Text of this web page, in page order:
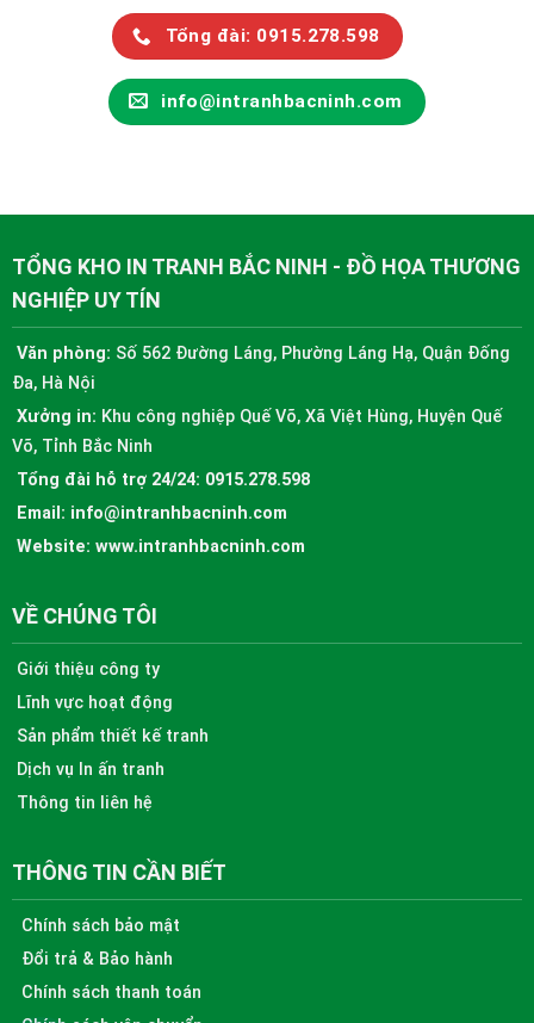
Tổng đài: 0915.278.598
info@intranhbacninh.com
TỔNG KHO IN TRANH BẮC NINH - ĐỒ HỌA THƯƠNG
NGHIỆP UY TÍN
Văn phòng: Số 562 Đường Láng, Phường Láng Hạ, Quận Đống
Đa, Hà Nội
Xưởng in: Khu công nghiệp Quế Võ, Xã Việt Hùng, Huyện Quế
Võ, Tỉnh Bắc Ninh
Tổng đài hỗ trợ 24/24: 0915.278.598
Email: info@intranhbacninh.com
Website: www.intranhbacninh.com
VỀ CHÚNG TÔI
Giới thiệu công ty
Lĩnh vực hoạt động
Sản phẩm thiết kế tranh
Dịch vụ In ấn tranh
Thông tin liên hệ
THÔNG TIN CẦN BIẾT
Chính sách bảo mật
Đổi trả & Bảo hành
Chính sách thanh toán